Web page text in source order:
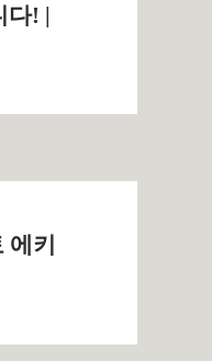
다! |
키